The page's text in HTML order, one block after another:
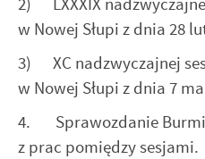
w Nowej Słupi z dnia 28
3) XC nadzwyczajnej
w Nowej Słupi z dnia 7
4. Sprawozdanie
z prac pomiędzy sesjami.
Twoich zwyczajów
internetowej. Treści
stronach podmiotów trzecich
partnerami oraz innych
w charakterze pośredników
postaci wiadomości, ofert,
społecznościowych.